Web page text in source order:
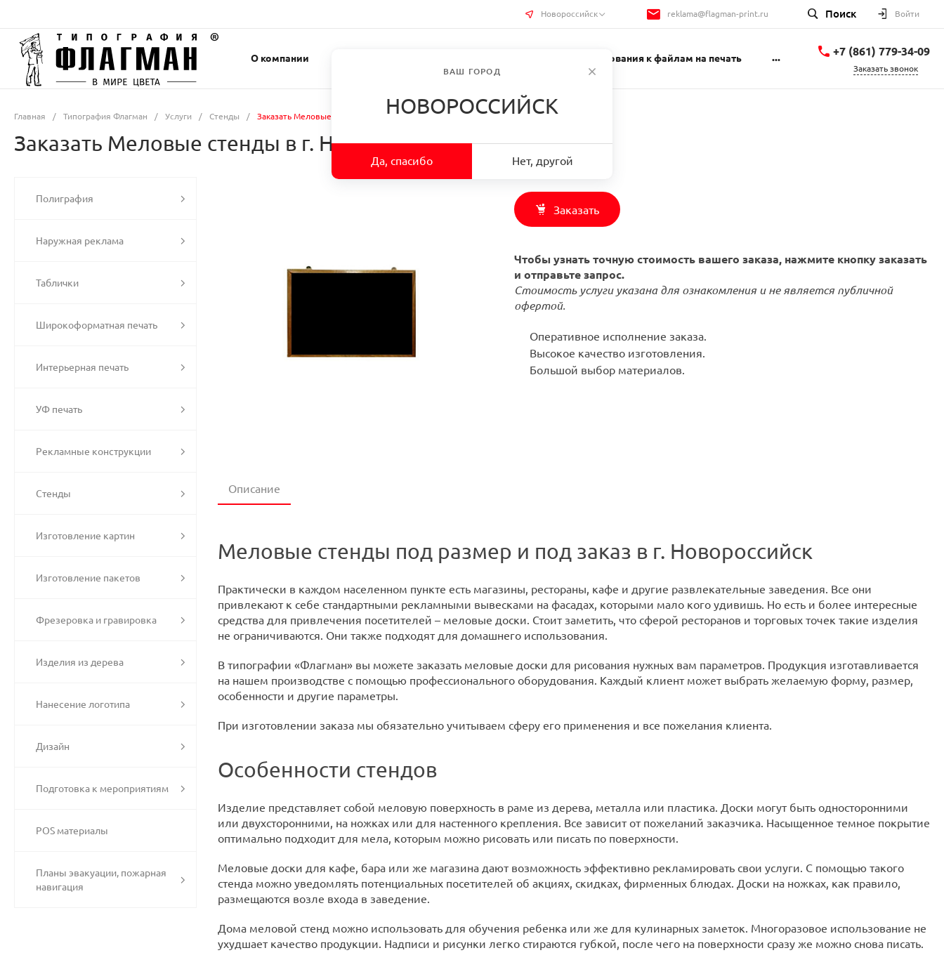
Новороссийск reklama@flagman-print.ru Поиск Войти
О компании Требования к файлам на печать ... +7 (861) 779-34-09
Заказать звонок
Главная / Типография Флагман / Услуги / Стенды / Заказать Меловые стенды в г. Новороссийск
Заказать Меловые стенды в г. Новороссийск
Полиграфия
Наружная реклама
Таблички
Широкоформатная печать
Интерьерная печать
УФ печать
Рекламные конструкции
Стенды
Изготовление картин
Изготовление пакетов
Фрезеровка и гравировка
Изделия из дерева
Нанесение логотипа
Дизайн
Подготовка к мероприятиям
POS материалы
Планы эвакуации, пожарная
навигация
Заказать
Чтобы узнать точную стоимость вашего заказа, нажмите кнопку заказать
и отправьте запрос.
Стоимость услуги указана для ознакомления и не является публичной
офертой.
Оперативное исполнение заказа.
Высокое качество изготовления.
Большой выбор материалов.
Описание
Меловые стенды под размер и под заказ в г. Новороссийск
Практически в каждом населенном пункте есть магазины, рестораны, кафе и другие развлекательные заведения. Все они
привлекают к себе стандартными рекламными вывесками на фасадах, которыми мало кого удивишь. Но есть и более интересные
средства для привлечения посетителей – меловые доски. Стоит заметить, что сферой ресторанов и торговых точек такие изделия
не ограничиваются. Они также подходят для домашнего использования.
В типографии «Флагман» вы можете заказать меловые доски для рисования нужных вам параметров. Продукция изготавливается
на нашем производстве с помощью профессионального оборудования. Каждый клиент может выбрать желаемую форму, размер,
особенности и другие параметры.
При изготовлении заказа мы обязательно учитываем сферу его применения и все пожелания клиента.
Особенности стендов
Изделие представляет собой меловую поверхность в раме из дерева, металла или пластика. Доски могут быть односторонними
или двухсторонними, на ножках или для настенного крепления. Все зависит от пожеланий заказчика. Насыщенное темное покрытие
оптимально подходит для мела, которым можно рисовать или писать по поверхности.
Меловые доски для кафе, бара или же магазина дают возможность эффективно рекламировать свои услуги. С помощью такого
стенда можно уведомлять потенциальных посетителей об акциях, скидках, фирменных блюдах. Доски на ножках, как правило,
размещаются возле входа в заведение.
Дома меловой стенд можно использовать для обучения ребенка или же для кулинарных заметок. Многоразовое использование не
ухудшает качество продукции. Надписи и рисунки легко стираются губкой, после чего на поверхности сразу же можно снова писать.
ВАШ ГОРОД
НОВОРОССИЙСК
Да, спасибо Нет, другой